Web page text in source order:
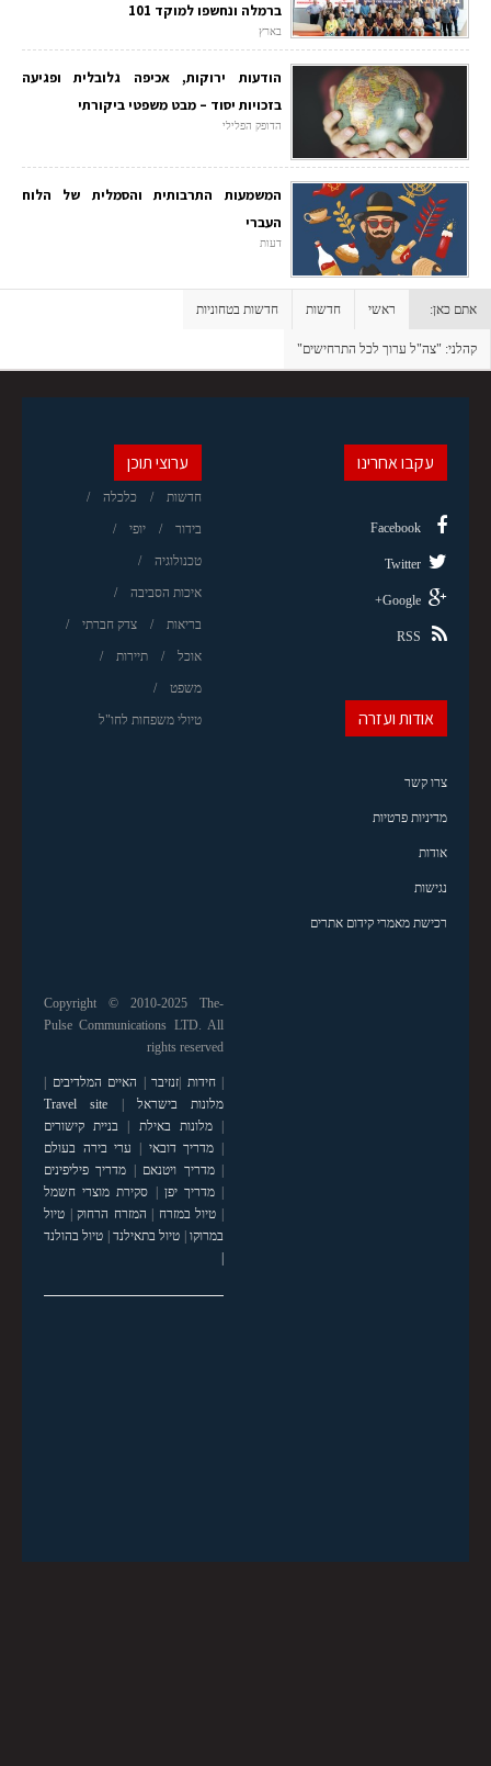
ברמלה ונחשפו למוקד 101
בארץ
הודעות ירוקות, אכיפה גלובלית ופגיעה
בזכויות יסוד – מבט משפטי ביקורתי
הדופק הפלילי
המשמעות התרבותית והסמלית של הלוח
העברי
דעות
אתם כאן: ראשי חדשות חדשות בטחוניות
קהלני: "צה"ל ערוך לכל התרחישים"
ערוצי תוכן
חדשות כלכלה
בידור יופי
טכנולוגיה
איכות הסביבה
בריאות צדק חברתי
אוכל תיירות
משפט
טיולי משפחות לחו"ל
עקבו אחרינו
Facebook
Twitter
Google+
RSS
אודות ועזרה
צרו קשר
מדיניות פרטיות
אודות
נגישות
רכישת מאמרי קידום אתרים
Copyright © 2010-2025 The-
Pulse Communications LTD. All
rights reserved
|חידות |זנזיבר | האיים המלדיבים |
מלונות בישראל |
Travel site
|מלונות באילת | בניית קישורים
| מדריך דובאי | ערי בירה בעולם
|מדריך ויטנאם | מדריך פיליפינים
|מדריך יפן | סקירת מוצרי חשמל
| טיול במזרח | המזרח הרחוק| טיול
במרוקו| טיול בתאילנד| טיול בהולנד
|